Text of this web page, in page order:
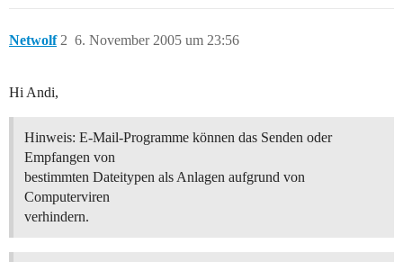
Netwolf 6. November 2005 um 23:56
2
Hi Andi,
Hinweis: E-Mail-Programme können das Senden oder
Empfangen von
bestimmten Dateitypen als Anlagen aufgrund von
Computerviren
verhindern.